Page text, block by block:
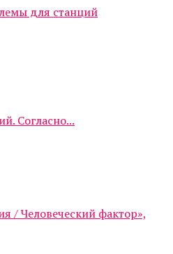
для станций
Согласно...
/ Человеческий фактор»,